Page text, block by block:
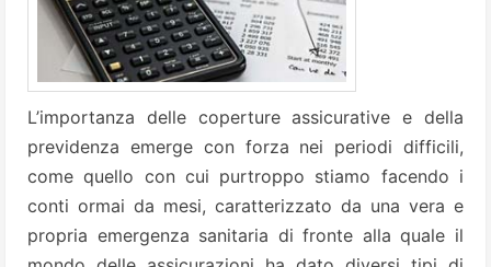
L’importanza delle coperture assicurative e della
previdenza emerge con forza nei periodi difficili,
come quello con cui purtroppo stiamo facendo i
conti ormai da mesi, caratterizzato da una vera e
propria emergenza sanitaria di fronte alla quale il